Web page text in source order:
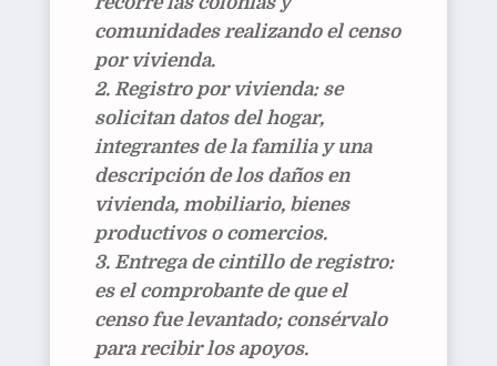
comunidades realizando el censo
por vivienda.
Registro por vivienda:se
solicitan datos del hogar,
integrantes de la familia y una
descripción de los daños en
vivienda, mobiliario, bienes
productivos o comercios.
Entrega de cintillo de registro:
es el comprobantede que el
censo fue levantado; consérvalo
para recibir los apoyos.